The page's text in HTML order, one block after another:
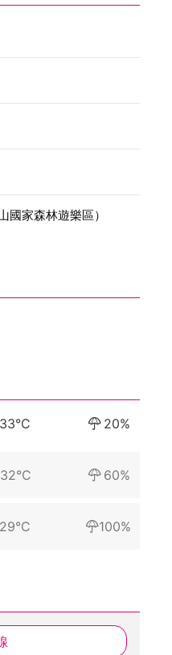
國家森林遊樂區）
20%
60%
100%